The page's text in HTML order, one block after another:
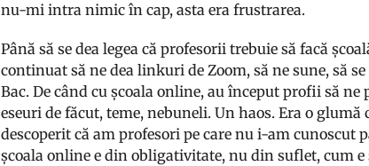
nu-mi intra nimic în cap, asta era frustrarea.
Până să se dea legea că profesorii trebuie să facă
continuat să ne dea linkuri de Zoom, să ne sune, să
Bac. De când cu școala online, au început profii să
eseuri de făcut, teme, nebuneli. Un haos. Era o glumă
descoperit că am profesori pe care nu i-am cunoscut
școala online e din obligativitate, nu din suflet, cum